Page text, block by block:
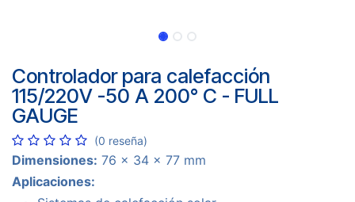
Controlador para calefacción
115/220V -50 A 200° C - FULL
GAUGE
(0 reseña)
Dimensiones: 76 x 34 x 77 mm
Aplicaciones: